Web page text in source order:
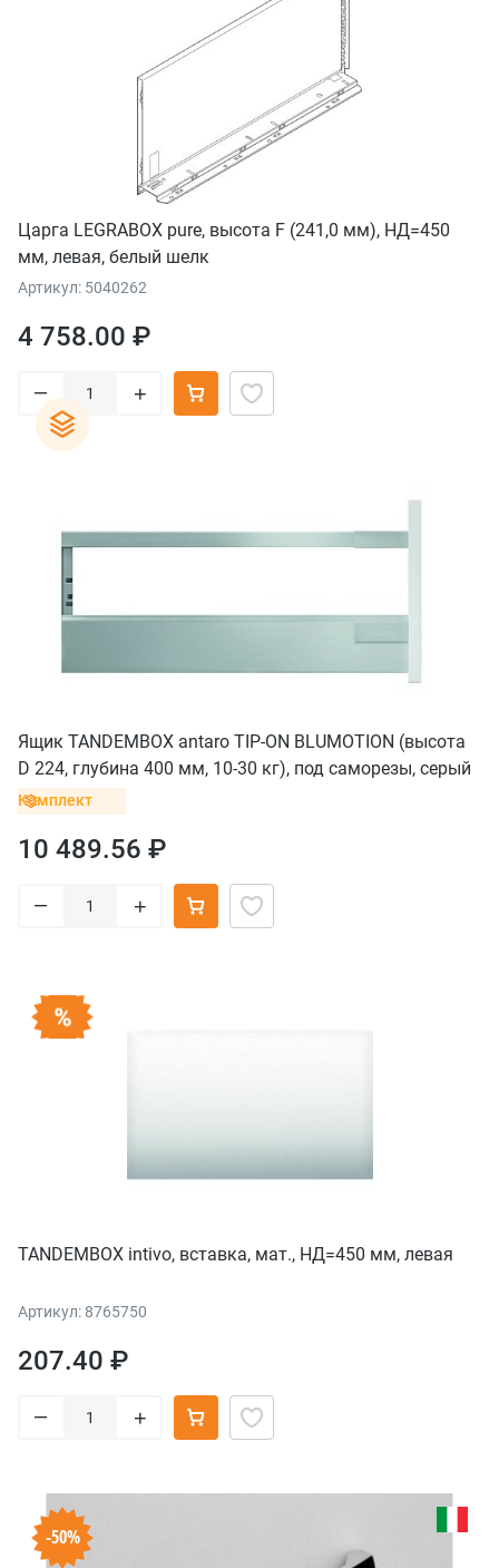
Царга LEGRABOX pure, высота F (241,0 мм), НД=450
мм, левая, белый шелк
Артикул: 5040262
4 758.00 ₽
– +
Ящик TANDEMBOX antaro TIP-ON BLUMOTION (высота
D 224, глубина 400 мм, 10-30 кг), под саморезы, серый
Комплект
10 489.56 ₽
– +
TANDEMBOX intivo, вставка, мат., НД=450 мм, левая
Артикул: 8765750
207.40 ₽
– +
-50%